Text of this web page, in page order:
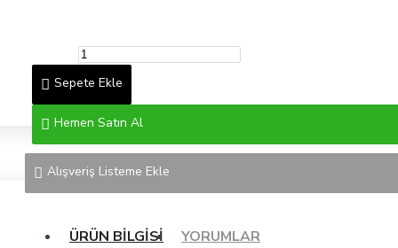
Sepete Ekle
Hemen Satın Al
Alışveriş Listeme Ekle
ÜRÜN BILGISI YORUMLAR